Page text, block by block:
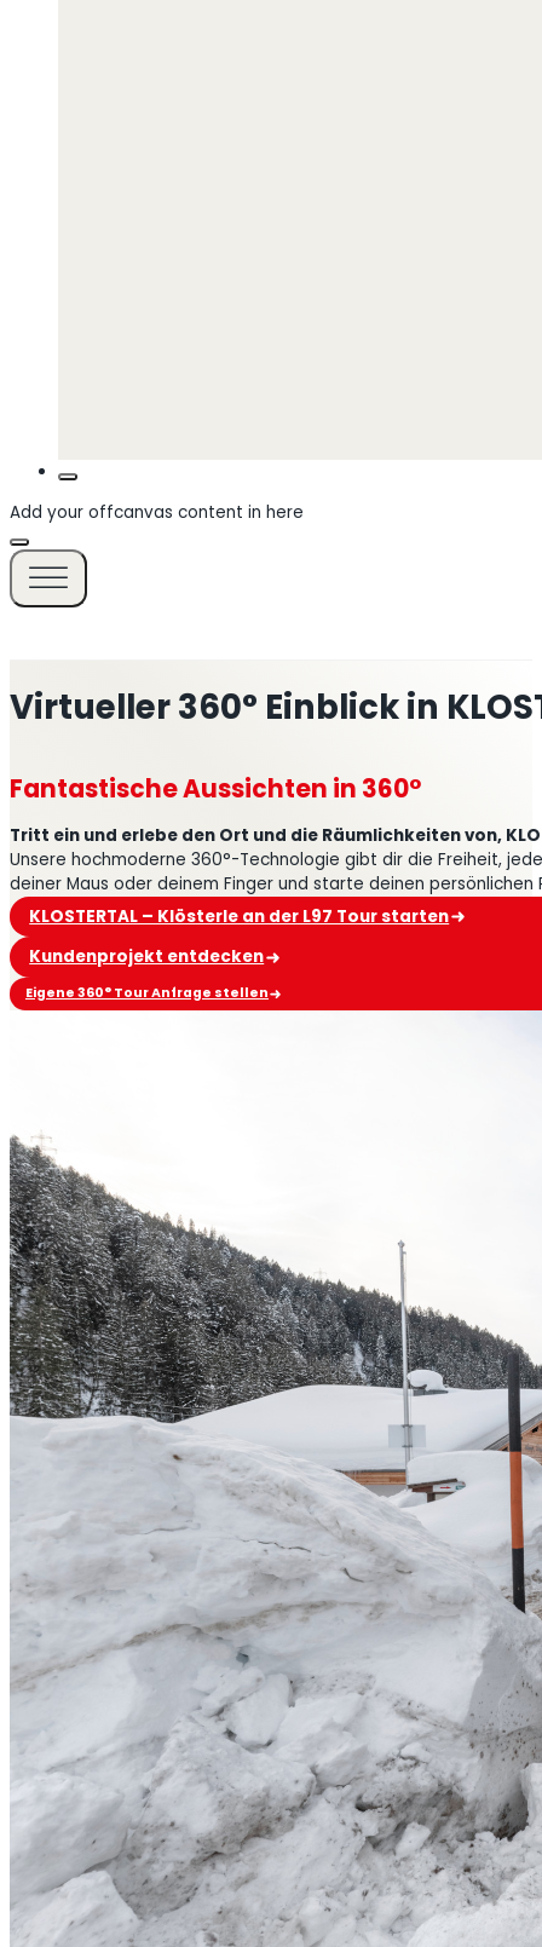
Add your offcanvas content in here
Fantastische Aussichten in 360°
Virtueller 360° Einblick in
Tritt ein und erlebe den Ort und die Räumlichkeiten von,
Unsere hochmoderne 360°-Technologie gibt dir die Freiheit,
deiner Maus oder deinem Finger und starte deinen persönlichen
KLOSTERTAL – Klösterle an der L97 Tour starten
Kundenprojekt entdecken
Eigene 360° Tour Anfrage stellen